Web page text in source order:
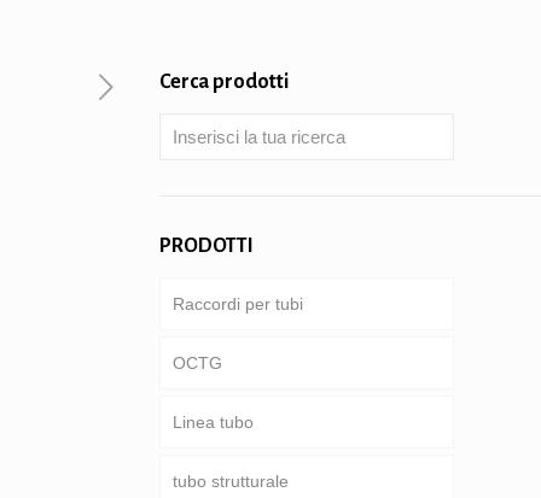
Cerca prodotti
PRODOTTI
Raccordi per tubi
OCTG
Tubi & involucro
Asta di perforazione
Linea tubo
conduttura Comune
tubo strutturale